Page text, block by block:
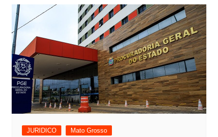
JURIDICO Mato Grosso